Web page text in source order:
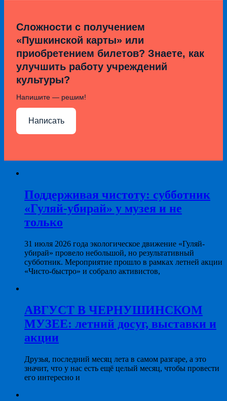
Сложности с получением
«Пушкинской карты» или
приобретением билетов? Знаете, как
улучшить работу учреждений
культуры?
Напишите — решим!
Написать
Поддерживая чистоту: субботник
«Гуляй-убирай» у музея и не
только
31 июля 2026 года экологическое движение «Гуляй-
убирай» провело небольшой, но результативный
субботник. Мероприятие прошло в рамках летней акции
«Чисто-быстро» и собрало активистов,
АВГУСТ В ЧЕРНУШИНСКОМ
МУЗЕЕ: летний досуг, выставки и
акции
Друзья, последний месяц лета в самом разгаре, а это
значит, что у нас есть ещё целый месяц, чтобы провести
его интересно и